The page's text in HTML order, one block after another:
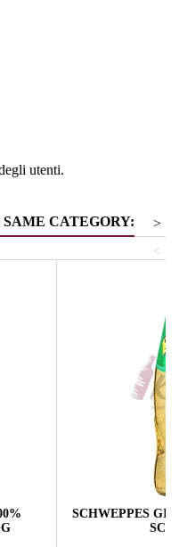
utenti.
CATEGORY:
>
<
SCHWEPPES